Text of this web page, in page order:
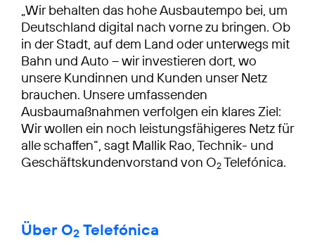
„Wir behalten das hohe Ausbautempo bei, um
Deutschland digital nach vorne zu bringen. Ob
in der Stadt, auf dem Land oder unterwegs mit
Bahn und Auto – wir investieren dort, wo
unsere Kundinnen und Kunden unser Netz
brauchen. Unsere umfassenden
Ausbaumaßnahmen verfolgen ein klares Ziel:
Wir wollen ein noch leistungsfähigeres Netz für
alle schaffen“, sagt Mallik Rao, Technik- und
Geschäftskundenvorstand von O2Telefónica.
Über O2 Telefónica